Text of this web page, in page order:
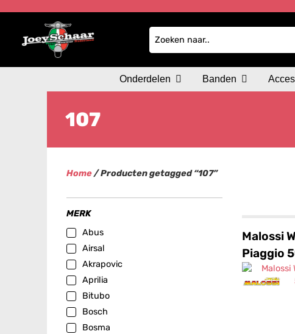
Onderdelen Banden
107
Home/ Producten getagged “107”
MERK
Abus
Airsal
Akrapovic
Aprilia
Bitubo
Bosch
Bosma
Malossi
Piaggio